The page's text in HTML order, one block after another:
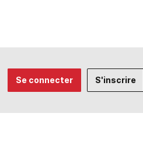
Se connecter S'inscrire